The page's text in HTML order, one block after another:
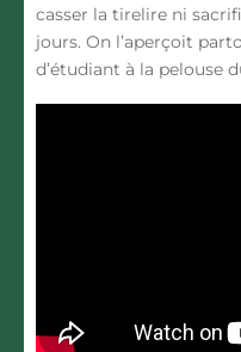
casser la tirelire ni
jours. On l’aperçoit
d’étudiant à la pelouse